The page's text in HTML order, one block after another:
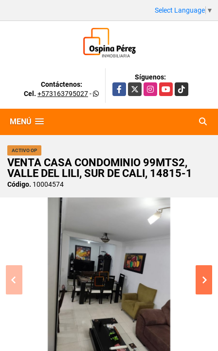
Select Language ▼
Contáctenos:
Cel. +573163795027-
Síguenos:
Facebook
X InstagramYouTubeTikTok
MENÚ
ACTIVO OP
VENTA CASA CONDOMINIO 99MTS2,
VALLE DEL LILI, SUR DE CALI, 14815-1
Código. 10004574